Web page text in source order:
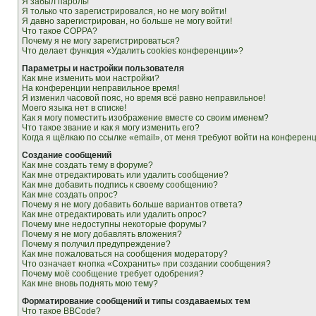
Я только что зарегистрировался, но не могу войти!
Я давно зарегистрирован, но больше не могу войти!
Что такое COPPA?
Почему я не могу зарегистрироваться?
Что делает функция «Удалить cookies конференции»?
Параметры и настройки пользователя
Как мне изменить мои настройки?
На конференции неправильное время!
Я изменил часовой пояс, но время всё равно неправильное!
Моего языка нет в списке!
Как я могу поместить изображение вместе со своим именем?
Что такое звание и как я могу изменить его?
Когда я щёлкаю по ссылке «email», от меня требуют войти на
Создание сообщений
Как мне создать тему в форуме?
Как мне отредактировать или удалить сообщение?
Как мне добавить подпись к своему сообщению?
Как мне создать опрос?
Почему я не могу добавить больше вариантов ответа?
Как мне отредактировать или удалить опрос?
Почему мне недоступны некоторые форумы?
Почему я не могу добавлять вложения?
Почему я получил предупреждение?
Как мне пожаловаться на сообщения модератору?
Что означает кнопка «Сохранить» при создании сообщения?
Почему моё сообщение требует одобрения?
Как мне вновь поднять мою тему?
Форматирование сообщений и типы создаваемых тем
Что такое BBCode?